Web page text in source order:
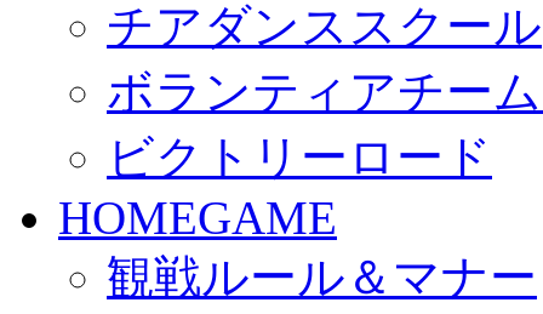
チアダンススクール
ボランティアチー
ビクトリーロード
HOMEGAME
観戦ルール＆マナー